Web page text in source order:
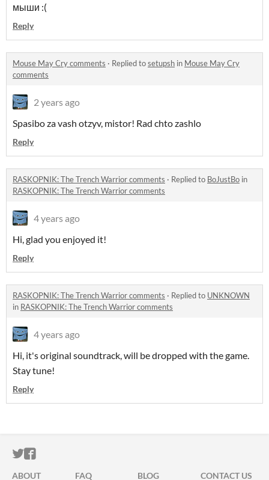
мыши :(
Reply
Mouse May Cry comments · Replied tosetupsh in Mouse May Cry
comments
2 years ago
Spasibo za vash otzyv, mistor! Rad chto zashlo
Reply
RASKOPNIK: The Trench Warrior comments · Replied to BoJustBo in
RASKOPNIK: The Trench Warrior comments
4 years ago
Hi, glad you enjoyed it!
Reply
RASKOPNIK: The Trench Warrior comments · Replied to UNKNOWN
in RASKOPNIK: The Trench Warrior comments
4 years ago
Hi, it's original soundtrack, will be dropped with the game.
Stay tune!
Reply
ITCH.IO ON TWITTER
ITCH.IO ON FACEBOOK
ABOUT FAQ BLOG CONTACT US